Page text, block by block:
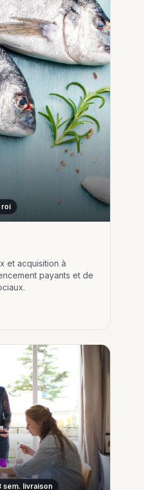
roi
et acquisition à
payants et de
sem. livraison